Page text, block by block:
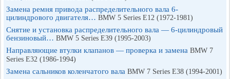
Замена ремня привода распределительного вала 6-
цилиндрового двигателя… BMW 5 Series E12 (1972-1981)
Снятие и установка распределительного вала — 6-цилиндровый
бензиновый… BMW 5 Series E39 (1995-2003)
Направляющие втулки клапанов — проверка и замена BMW 7
Series E32 (1986-1994)
Замена сальников коленчатого вала BMW 7 Series E38 (1994-2001)